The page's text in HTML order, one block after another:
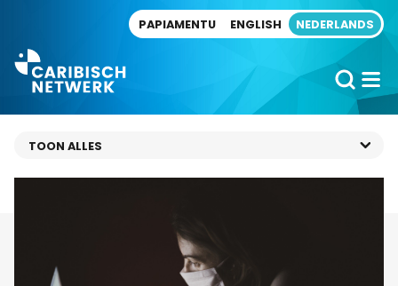
PAPIAMENTU ENGLISH NEDERLANDS